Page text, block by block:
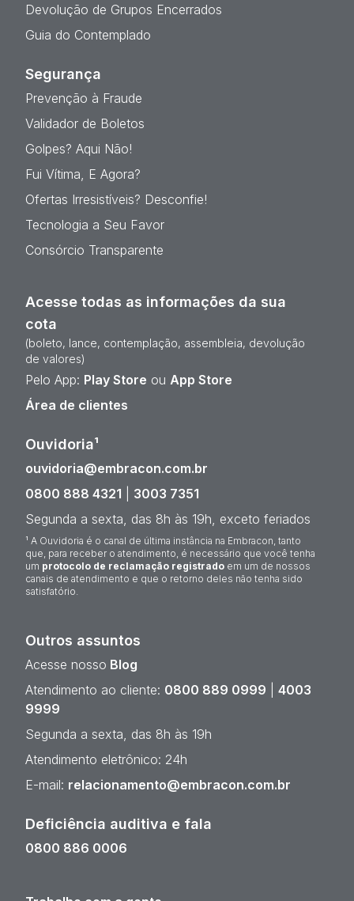
Devolução de Grupos Encerrados
Guia do Contemplado
Segurança
Prevenção à Fraude
Validador de Boletos
Golpes? Aqui Não!
Fui Vítima, E Agora?
Ofertas Irresistíveis? Desconfie!
Tecnologia a Seu Favor
Consórcio Transparente
Acesse todas as informações da sua
cota
(boleto, lance, contemplação, assembleia, devolução
de valores)
Pelo App: Play Store ou App Store
Área de clientes
Ouvidoria¹
ouvidoria@embracon.com.br
0800 888 4321
3003 7351
Segunda a sexta, das 8h às 19h, exceto feriados
¹ A Ouvidoria é o canal de última instância na Embracon, tanto
que, para receber o atendimento, é necessário que você tenha
um protocolo de reclamação registrado em um de nossos
canais de atendimento e que o retorno deles não tenha sido
satisfatório.
Outros assuntos
Acesse nosso Blog
Atendimento ao cliente: 0800 889 0999
4003
9999
Segunda a sexta, das 8h às 19h
Atendimento eletrônico: 24h
E-mail: relacionamento@embracon.com.br
Deficiência auditiva e fala
0800 886 0006